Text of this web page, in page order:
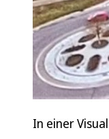
In einer